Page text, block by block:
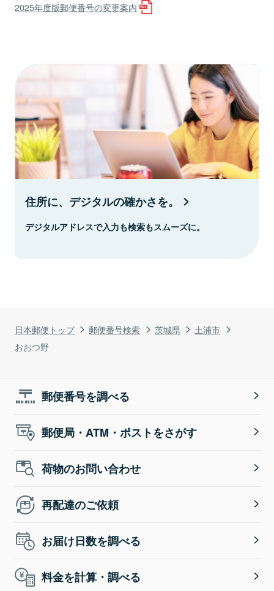
日本郵便トップ 郵便番号検索 茨城県
土浦市
おおつ野
2025年度版郵便番号の変更案内
住所に、デジタルの確かさを。
デジタルアドレスで入力も検索もスムーズに。
郵便番号を調べる
郵便局・ATM・ポストをさがす
荷物のお問い合わせ
再配達のご依頼
お届け日数を調べる
料金を計算・調べる